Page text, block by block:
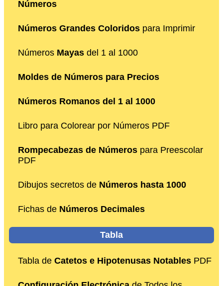
Números
Números Grandes Coloridos para Imprimir
Números Mayas del 1 al 1000
Moldes de Números para Precios
Números Romanos del 1 al 1000
Libro para Colorear por Números PDF
Rompecabezas de Números para Preescolar
PDF
Dibujos secretos de Números hasta 1000
Fichas de Números Decimales
Tabla
Tabla de Catetos e Hipotenusas Notables PDF